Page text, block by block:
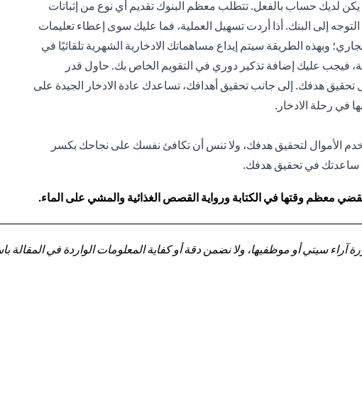
يكن لديك حساب بالفعل. تتطلب معظم البنوك تقديم أي نوع من إثباتات
إلى البنك. أذا أردت تسهيل العملية، فما عليك سوى إعطاء تعليمات
وبهذه الطريقة سيتم إيداع مساهماتك الادخارية الشهرية تلقائيًا في
فيجب عليك إضافة تذكير دوري في التقويم الخاص بك. حاول قدر
تحقيق هدفك. إلى جانب تحقيق أهدافك، تساعدك عادة الادخار الجيدة على
في رحلة الادخار.
الأموال لتحقيق هدفك، ولا تنس أن تكافئ نفسك على نجاحك بكسر
ساعدتك في تحقيق هدفك.
معظم وقتها في الكتابة ورواية القصص الغذائية والمشي على الماء.
سيتي أو موظفيها، ولا نضمن دقة أو كفاية المعلومات الواردة في المقالة